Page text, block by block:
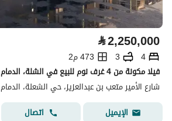
⃁2,250,000
4
3
473 م2
فيلا مكونة من 4 غرف نوم للبيع في الشلة، الدمام
شارع الأمير متعب بن عبدالعزيز، حي الشعلة، الدمام
الإيميل
اتصال